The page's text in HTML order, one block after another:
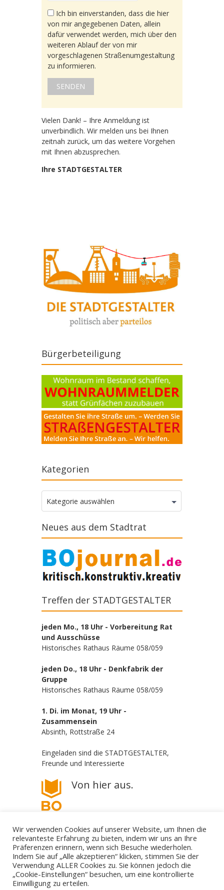
Ich bin einverstanden, dass die hier
von mir angegebenen Daten, allein
dafür verwendet werden, mich über den
weiteren Ablauf der von mir
vorgeschlagenen Straßenumgestaltung
zu informieren.
Vielen Dank! – Ihre Anmeldung ist
unverbindlich. Wir melden uns bei Ihnen
zeitnah zurück, um das weitere Vorgehen
mit Ihnen abzusprechen.
Ihre STADTGESTALTER
Bürgerbeteiligung
Kategorien
Kategorien
Kategorie auswählen
Neues aus dem Stadtrat
Treffen der STADTGESTALTER
jeden Mo., 18 Uhr - Vorbereitung Rat
und Ausschüsse
Historisches Rathaus Räume 058/059
jeden Do., 18 Uhr - Denkfabrik der
Gruppe
Historisches Rathaus Räume 058/059
1. Di. im Monat, 19 Uhr -
Zusammensein
Absinth, Rottstraße 24
Eingeladen sind die STADTGESTALTER,
Freunde und Interessierte
Von hier aus.
Die STADTGESTALTER - politisch aber parteilos
Gestalte deine Stadt. - Für Bürgerbeteiligung! - Gegen
Wir verwenden Cookies auf unserer Website, um Ihnen die
relevanteste Erfahrung zu bieten, indem wir uns an Ihre
Präferenzen erinnern, wenn sich Besuche wiederholen.
Indem Sie auf „Alle akzeptieren“ klicken, stimmen Sie der
Verwendung ALLER Cookies zu. Sie können jedoch die
„Cookie-Einstellungen“ besuchen, um eine kontrollierte
Einwilligung zu erteilen.